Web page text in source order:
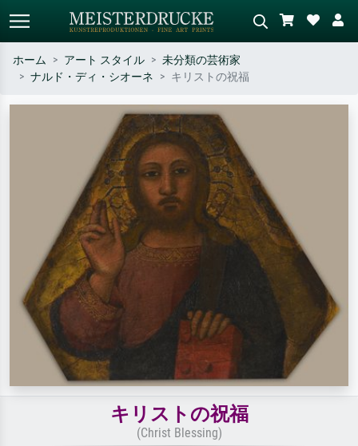
作家名・作品名・スタイルで検索
– 例：モネ、星月夜、印象派、北
斎の波、ヌード。
シーンを説明してください – 例：
緑の草原、赤の多い抽象画、暗い
油絵、木のそばの立ち姿のヌー
ホーム アート スタイル
未分類の芸術家
ナルド・ディ・シオーネ
キリストの祝福
キリストの祝福
(Christ Blessing)